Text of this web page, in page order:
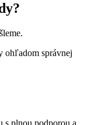
ohľadom správnej